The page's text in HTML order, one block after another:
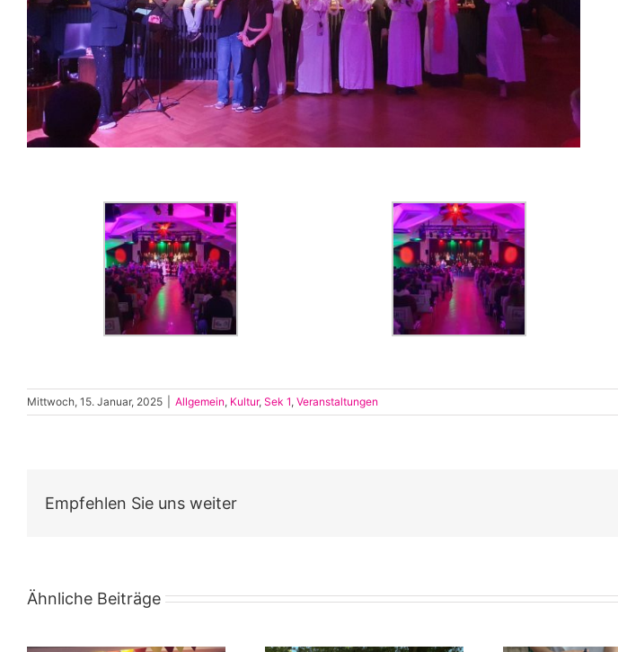
Mittwoch, 15. Januar, 2025 Allgemein, Kultur, Sek 1, Veranstaltungen
Empfehlen Sie uns weiter
Ähnliche Beiträge